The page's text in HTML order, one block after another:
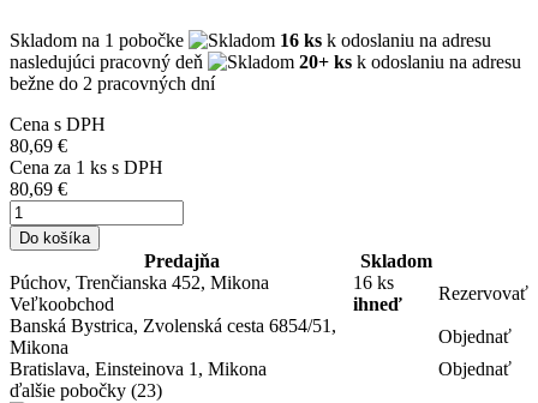
Skladom na 1 pobočke 16 ks k odoslaniu na adresu
nasledujúci pracovný deň
20+ ks k odoslaniu na adresu
bežne do 2 pracovných dní
Cena s DPH
80,69 €
Cena za 1 ks s DPH
80,69 €
Do košíka
Predajňa
Skladom
Púchov, Trenčianska 452, Mikona
Veľkoobchod
16 ks
ihneď
Rezervovať
Banská Bystrica, Zvolenská cesta 6854/51,
Mikona
Objednať
Bratislava, Einsteinova 1, Mikona
Objednať
ďalšie pobočky (23)